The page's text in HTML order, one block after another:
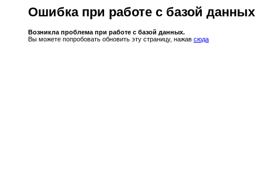
Ошибка при работе с базой данных
Возникла проблема при работе с базой данных.
Вы можете попробовать обновить эту страницу, нажав сюда